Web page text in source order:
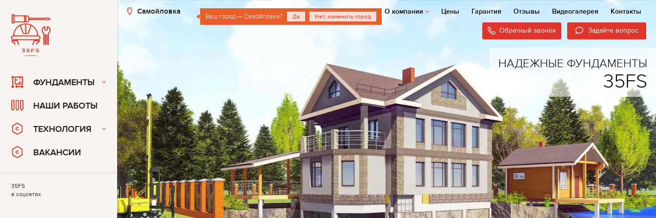
Самойловка
Ваш город — Самойловка? Да Нет, изменить город
О компании Цены Гарантия Отзывы Видеогалерея Контакты
Обратный звонок Задайте вопрос
НАДЕЖНЫЕ ФУНДАМЕНТЫ
35FS
ФУНДАМЕНТЫ
НАШИ РАБОТЫ
ТЕХНОЛОГИЯ
ВАКАНСИИ
35FS
в соцсетях